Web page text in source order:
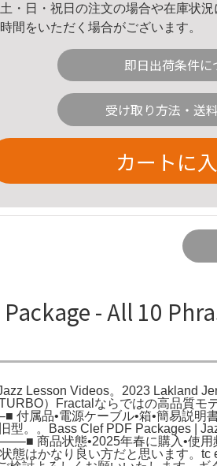
・日・祝日の注文の場合や在庫状
時間をいただく場合がございます。
即日出荷条件に
受け取り方法・送
カートに
- All 10
Lesson Videos。2023 Lakland
）Fractalならではの高品質モ
属品•電源ケーブル•箱•簡易説
。Bass Clef PDF Packages |
商品状態•2025年春に購入•使用
態はかなり良い方だと思います。tc